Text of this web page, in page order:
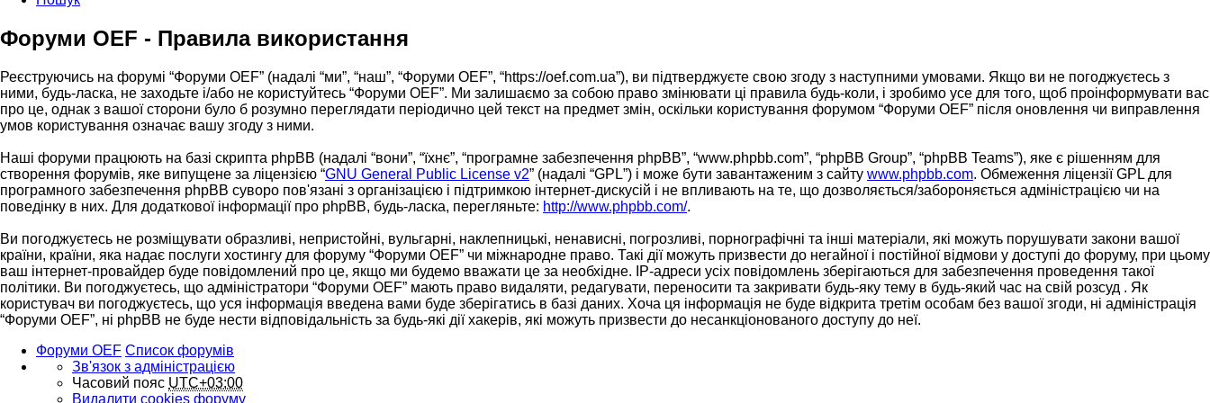
Форуми OEF - Правила використання
Реєструючись на форумі “Форуми OEF” (надалі “ми”, “наш”, “Форуми OEF”, “https://oef.com.ua”), ви підтверджуєте свою згоду з наступними умовами. Якщо ви не погоджуєтесь з
ними, будь-ласка, не заходьте і/або не користуйтесь “Форуми OEF”. Ми залишаємо за собою право змінювати ці правила будь-коли, і зробимо усе для того, щоб проінформувати вас
про це, однак з вашої сторони було б розумно переглядати періодично цей текст на предмет змін, оскільки користування форумом “Форуми OEF” після оновлення чи виправлення
умов користування означає вашу згоду з ними.
Наші форуми працюють на базі скрипта phpBB (надалі “вони”, “їхнє”, “програмне забезпечення phpBB”, “www.phpbb.com”, “phpBB Group”, “phpBB Teams”), яке є рішенням для
створення форумів, яке випущене за ліцензією “GNU General Public License v2” (надалі “GPL”) і може бути завантаженим з сайту www.phpbb.com. Обмеження ліцензії GPL для
програмного забезпечення phpBB суворо пов'язані з організацією і підтримкою інтернет-дискусій і не впливають на те, що дозволяється/забороняється адміністрацією чи на
поведінку в них. Для додаткової інформації про phpBB, будь-ласка, перегляньте: http://www.phpbb.com/.
Ви погоджуєтесь не розміщувати образливі, непристойні, вульгарні, наклепницькі, ненависні, погрозливі, порнографічні та інші матеріали, які можуть порушувати закони вашої
країни, країни, яка надає послуги хостингу для форуму “Форуми OEF” чи міжнародне право. Такі дії можуть призвести до негайної і постійної відмови у доступі до форуму, при цьому
ваш інтернет-провайдер буде повідомлений про це, якщо ми будемо вважати це за необхідне. IP-адреси усіх повідомлень зберігаються для забезпечення проведення такої
політики. Ви погоджуєтесь, що адміністратори “Форуми OEF” мають право видаляти, редагувати, переносити та закривати будь-яку тему в будь-який час на свій розсуд . Як
користувач ви погоджуєтесь, що уся інформація введена вами буде зберігатись в базі даних. Хоча ця інформація не буде відкрита третім особам без вашої згоди, ні адміністрація
“Форуми OEF”, ні phpBB не буде нести відповідальність за будь-які дії хакерів, які можуть призвести до несанкціонованого доступу до неї.
Форуми OEF Список форумів
Зв'язок з адміністрацією
Часовий пояс UTC+03:00
Видалити cookies форуму